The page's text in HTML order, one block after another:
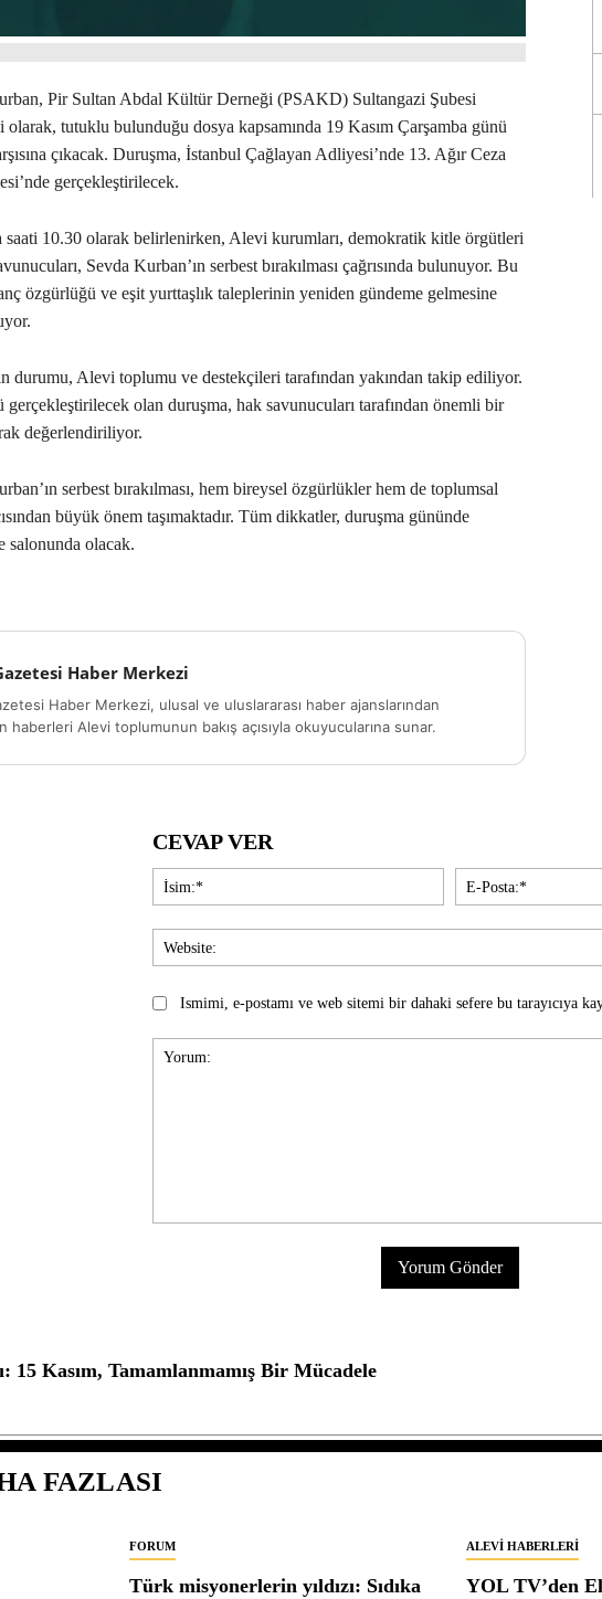
Pir Sultan Abdal Kültür Derneği (PSAKD) Sultangazi Şubesi
olarak, tutuklu bulunduğu dosya kapsamında 19 Kasım Çarşamba günü
çıkacak. Duruşma, İstanbul Çağlayan Adliyesi’nde 13. Ağır Ceza
gerçekleştirilecek.
saati 10.30 olarak belirlenirken, Alevi kurumları, demokratik kitle örgütleri
Sevda Kurban’ın serbest bırakılması çağrısında bulunuyor. Bu
özgürlüğü ve eşit yurttaşlık taleplerinin yeniden gündeme gelmesine
durumu, Alevi toplumu ve destekçileri tarafından yakından takip ediliyor.
gerçekleştirilecek olan duruşma, hak savunucuları tarafından önemli bir
değerlendiriliyor.
serbest bırakılması, hem bireysel özgürlükler hem de toplumsal
büyük önem taşımaktadır. Tüm dikkatler, duruşma gününde
salonunda olacak.
Haber Merkezi
Haber Merkezi, ulusal ve uluslararası haber ajanslarından
haberleri Alevi toplumunun bakış açısıyla okuyucularına sunar.
CEVAP VER
İsim:*
Ismimi, e-postamı ve web sitemi bir dahaki sefere bu tarayıcıya
15 Kasım, Tamamlanmamış Bir Mücadele
FAZLASI
FORUM
Türk misyonerlerin yıldızı: Sıdıka
ALEVI HABERLERI
YOL TV’den